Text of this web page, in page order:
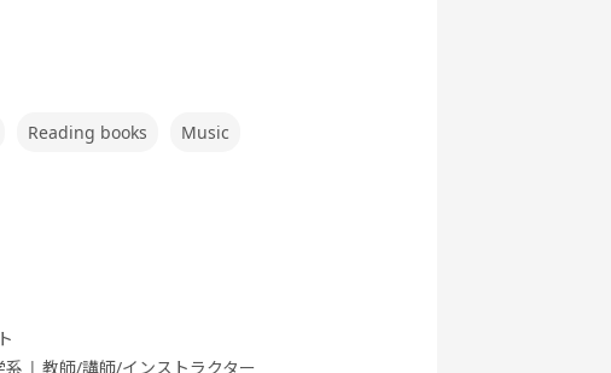
Reading books Music
| 教師/講師/インストラクター